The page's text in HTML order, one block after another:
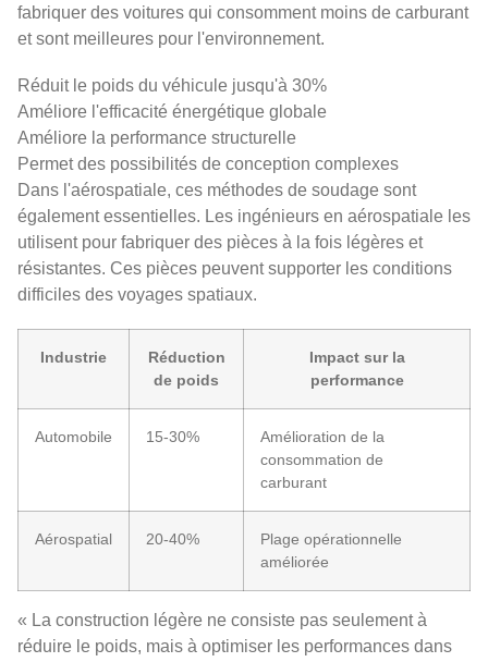
fabriquer des voitures qui consomment moins de carburant
et sont meilleures pour l'environnement.
Réduit le poids du véhicule jusqu'à 30%
Améliore l'efficacité énergétique globale
Améliore la performance structurelle
Permet des possibilités de conception complexes
Dans l'aérospatiale, ces méthodes de soudage sont
également essentielles. Les ingénieurs en aérospatiale les
utilisent pour fabriquer des pièces à la fois légères et
résistantes. Ces pièces peuvent supporter les conditions
difficiles des voyages spatiaux.
Industrie
Réduction
de poids
Impact sur la
performance
Automobile 15-30%
Amélioration de la
consommation de
carburant
Aérospatial 20-40%
Plage opérationnelle
améliorée
« La construction légère ne consiste pas seulement à
réduire le poids, mais à optimiser les performances dans